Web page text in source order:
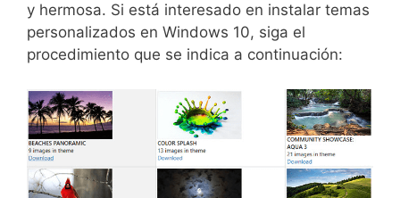
y hermosa. Si está interesado en instalar temas
personalizados en Windows 10, siga el
procedimiento que se indica a continuación: